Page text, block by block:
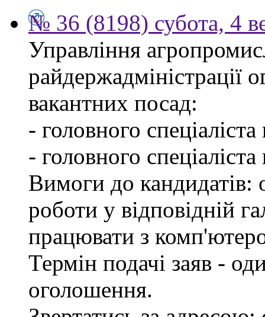
№ 36 (8198) субота, 4
Управління
райдержадміністрації
вакантних посад:
- головного
- головного
Вимоги до кандидатів:
роботи у відповідній
працювати з
Термін подачі заяв -
оголошення.